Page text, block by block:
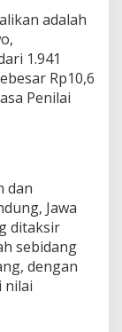
adalah
1.941
Rp10,6
Penilai
dan
Jawa
ditaksir
sebidang
dengan
nilai